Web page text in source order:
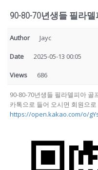
90-80-70년생들 필라
Author Jayc
Date 2025-05-13 00:05
Views 686
90-80-70년생들 필라델피아 골
카톡으로 들어 오시면 회원으
https://open.kakao.com/o/